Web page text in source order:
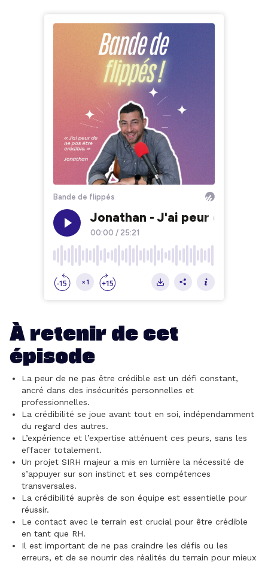
À retenir de cet
épisode
La peur de ne pas être crédible est un défi constant,
ancré dans des insécurités personnelles et
professionnelles.
La crédibilité se joue avant tout en soi, indépendamment
du regard des autres.
L’expérience et l’expertise atténuent ces peurs, sans les
effacer totalement.
Un projet SIRH majeur a mis en lumière la nécessité de
s’appuyer sur son instinct et ses compétences
transversales.
La crédibilité auprès de son équipe est essentielle pour
réussir.
Le contact avec le terrain est crucial pour être crédible
en tant que RH.
Il est important de ne pas craindre les défis ou les
erreurs, et de se nourrir des réalités du terrain pour mieux